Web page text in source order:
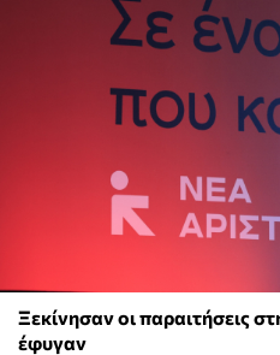
Ξεκίνησαν οι παραιτήσεις
έφυγαν